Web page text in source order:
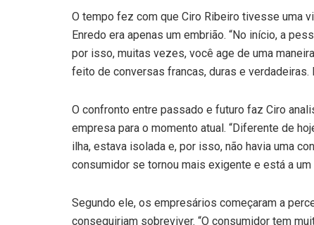
O tempo fez com que Ciro Ribeiro tivesse uma
Enredo era apenas um embrião. “No início, a
por isso, muitas vezes, você age de uma
feito de conversas francas, duras e
O confronto entre passado e futuro faz Ciro
empresa para o momento atual. “Diferente de
ilha, estava isolada e, por isso, não havia uma
consumidor se tornou mais exigente e está a
Segundo ele, os empresários começaram a
conseguiriam sobreviver. “O consumidor tem